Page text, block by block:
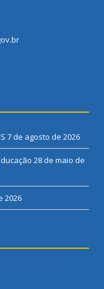
7 de agosto de 2026
28 de maio de
2026